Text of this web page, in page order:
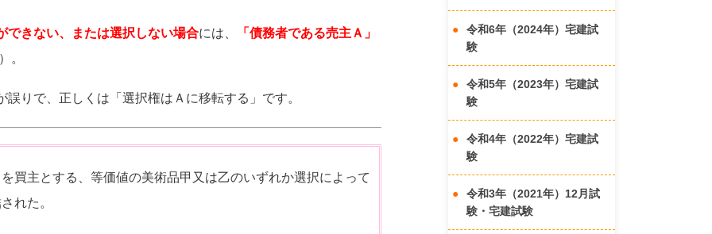
できない、または選択しない場合には、
「債務者である売主Ａ」
。
りで、正しくは「選択権はＡに移転する」です。
買主とする、等価値の美術品甲又は乙のいずれか選択によって
れた。
令和6年（2024年）宅建試
験
令和5年（2023年）宅建試
験
令和4年（2022年）宅建試
験
令和3年（2021年）12月試
験・宅建試験